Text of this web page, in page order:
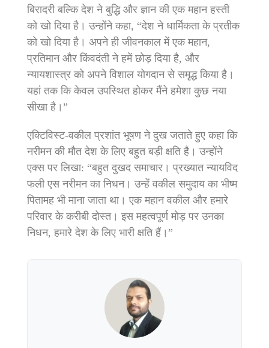
बिरादरी बल्कि देश ने बुद्धि और ज्ञान की एक महान हस्ती
को खो दिया है। उन्होंने कहा, “देश ने धार्मिकता के प्रतीक
को खो दिया है। अपने ही जीवनकाल में एक महान,
प्रतिमान और किंवदंती ने हमें छोड़ दिया है, और
न्यायशास्त्र को अपने विशाल योगदान से समृद्ध किया है।
यहां तक ​​​​कि केवल उपस्थित होकर मैंने हमेशा कुछ नया
सीखा है।”
एक्टिविस्ट-वकील प्रशांत भूषण ने दुख जताते हुए कहा कि
नरीमन की मौत देश के लिए बहुत बड़ी क्षति है। उन्होंने
एक्स पर लिखा: “बहुत दुखद समाचार। प्रख्यात न्यायविद
फली एस नरीमन का निधन। उन्हें वकील समुदाय का भीष्म
पितामह भी माना जाता था। एक महान वकील और हमारे
परिवार के करीबी दोस्त। इस महत्वपूर्ण मोड़ पर उनका
निधन, हमारे देश के लिए भारी क्षति हैं।”